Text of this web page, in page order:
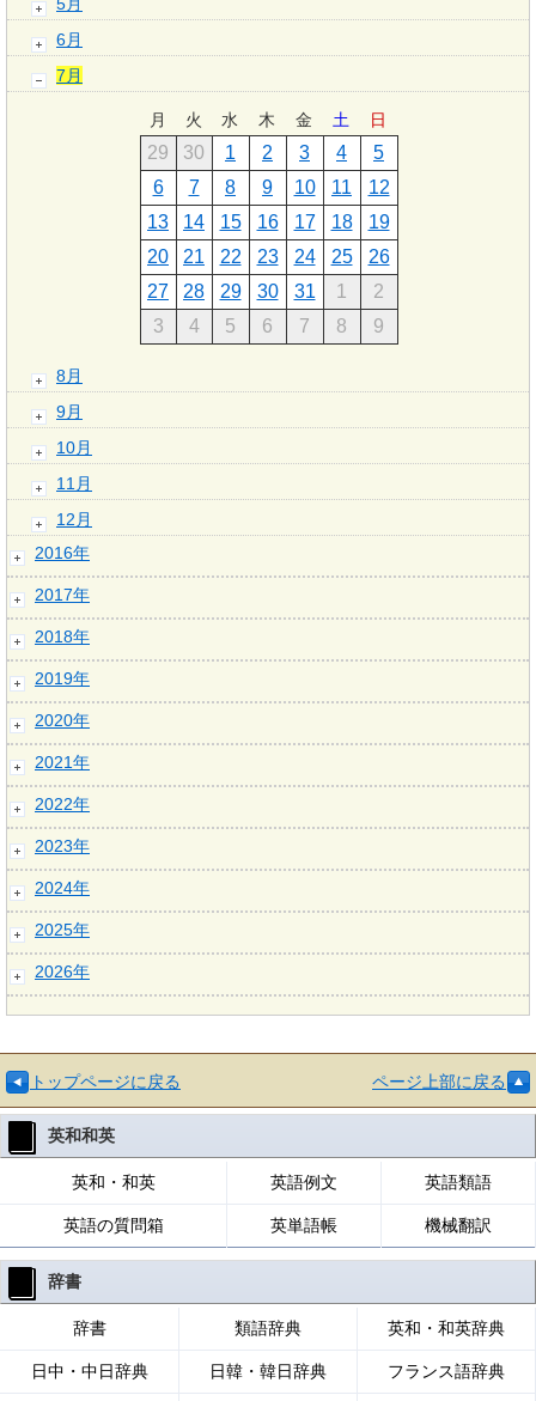
6月
7月
月 火 水 木 金 土 日
29 30 1 2 3 4
5
6
7 8 9 10 11
12
13
14 15 16 17 18
19
20
21 22 23 24 25
26
27
28 29 30 31 1
2
3
4 5 6 7 8 9
8月
9月
10月
11月
12月
2016年
2017年
2018年
2019年
2020年
2021年
2022年
2023年
2024年
2025年
2026年
トップページに戻る ページ上部に戻る
英和和英
英和・和英 英語例文 英語類語
英語の質問箱 英単語帳 機械翻訳
辞書
辞書 類語辞典 英和・和英辞典
日中・中日辞典 日韓・韓日辞典 フランス語辞典